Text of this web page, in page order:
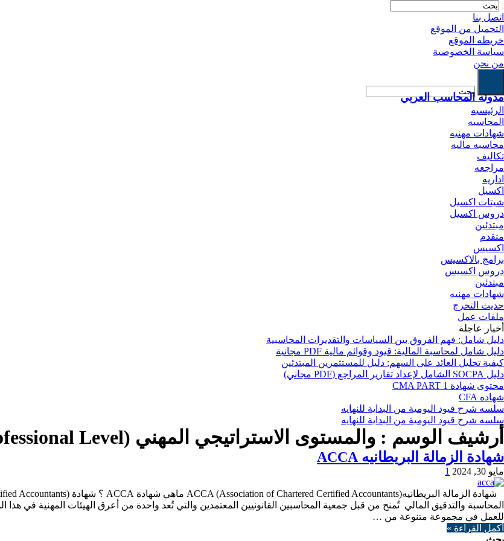
اتصل بنا
التحميل من الموقع
خريطه الموقع
سياسة الخصوصية
من نحن
مدونه المحاسب العربي
الرئيسيه
المحاسبه
شهادات مهنيه
محاسبه ماليه
تكاليف
مراجعه
اداريه
اكسيل
شيتات اكسيل
دروس اكسيل
مبتدئين
متقدم
اكسيس
برامج بالاكسيس
دروس اكسيس
مبتدئين
شهادات مهنيه
حديث التخرج
ملفات عمل
أخبار عاجلة
دليل شامل: فهم الفروق بين السياسات والتقديرات المحاسبية
دليل شامل لمحاسبة المالية: قيود وقوائم مالية PDF مجانية
كيفية تحليل العائد على السهم: دليل للمستثمرين المبتدئين
دليل SOCPA الشامل لإعداد تقارير المراجع (PDF مجاني)
محتوى شهادة CMA PART 1
شهاده CFA
سلسه شرح قيود اليومية من البداية للنهايه
سلسه شرح قيود اليومية من البداية للنهايه
أرشيف الوسم : والمستوى الاستراتيجي المهني (Strategic Professional Level).
شهادة الزمالة البريطانيه ACCA
مايو 30, 2024 1
المحاسبة والتدقيق المالي تُمنح من قبل جمعية المحاسبين القانونيين المعتمدين والتي تُعد واحدة من أعرق الهيئات المهنية في هذا
للعمل في مجموعة متنوعة من …
أكمل القراءة »